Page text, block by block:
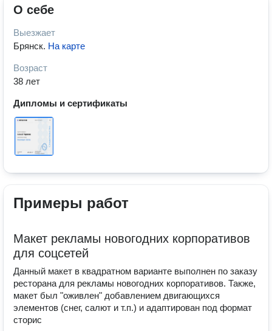
О себе
Выезжает
Брянск. На карте
Возраст
38 лет
Дипломы и сертификаты
Примеры работ
Макет рекламы новогодних корпоративов
для соцсетей
Данный макет в квадратном варианте выполнен по заказу
ресторана для рекламы новогодних корпоративов. Также,
макет был "оживлен" добавлением двигающихся
элементов (снег, салют и т.п.) и адаптирован под формат
сторис